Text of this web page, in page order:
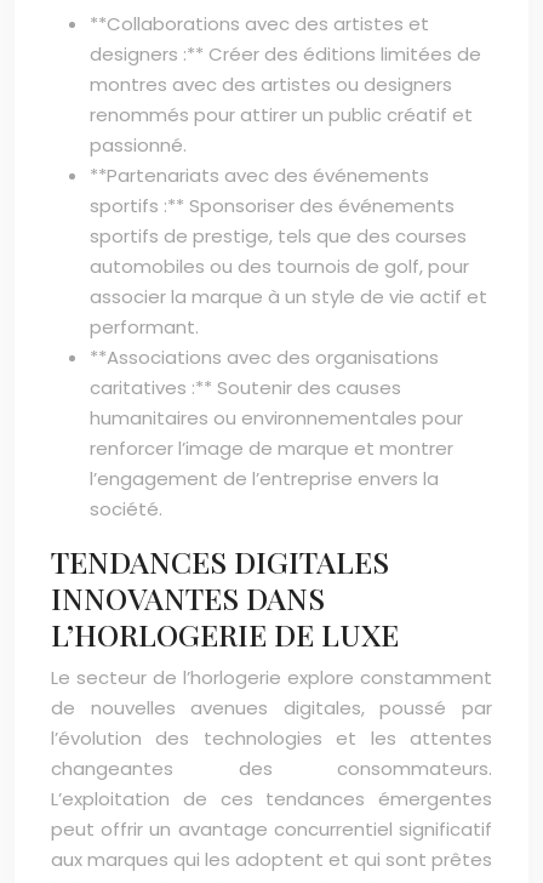
**Collaborations avec des artistes et
designers :** Créer des éditions limitées de
montres avec des artistes ou designers
renommés pour attirer un public créatif et
passionné.
**Partenariats avec des événements
sportifs :** Sponsoriser des événements
sportifs de prestige, tels que des courses
automobiles ou des tournois de golf, pour
associer la marque à un style de vie actif et
performant.
**Associations avec des organisations
caritatives :** Soutenir des causes
humanitaires ou environnementales pour
renforcer l’image de marque et montrer
l’engagement de l’entreprise envers la
société.
TENDANCES DIGITALES
INNOVANTES DANS
L’HORLOGERIE DE LUXE
Le secteur de l’horlogerie explore constamment
de nouvelles avenues digitales, poussé par
l’évolution des technologies et les attentes
changeantes des consommateurs.
L’exploitation de ces tendances émergentes
peut offrir un avantage concurrentiel significatif
aux marques qui les adoptent et qui sont prêtes